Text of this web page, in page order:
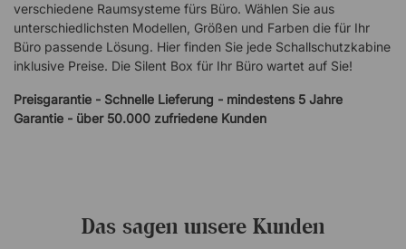
verschiedene Raumsysteme fürs Büro. Wählen Sie aus
unterschiedlichsten Modellen, Größen und Farben die für Ihr
Büro passende Lösung. Hier finden Sie jede Schallschutzkabine
inklusive Preise. Die Silent Box für Ihr Büro wartet auf Sie!
Preisgarantie - Schnelle Lieferung - mindestens 5 Jahre
Garantie - über 50.000 zufriedene Kunden
Das sagen unsere Kunden